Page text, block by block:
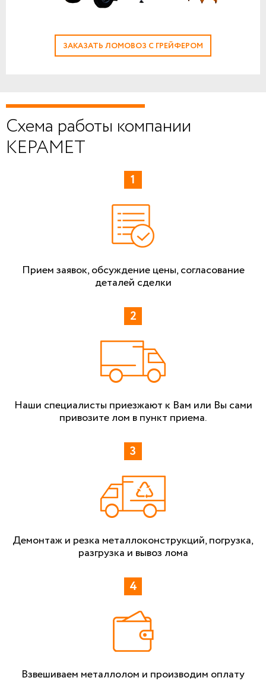
ЗАКАЗАТЬ ЛОМОВОЗ С ГРЕЙФЕРОМ
Схема работы компании
КЕРАМЕТ
Прием заявок, обсуждение цены, согласование
деталей сделки
Наши специалисты приезжают к Вам или Вы сами
привозите лом в пункт приема.
Демонтаж и резка металлоконструкций, погрузка,
разгрузка и вывоз лома
Взвешиваем металлолом и производим оплату